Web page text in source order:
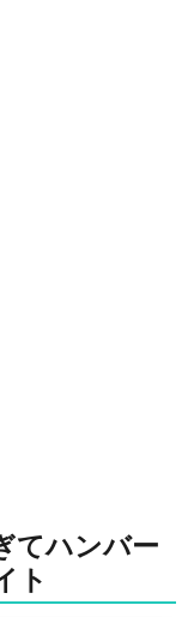
てハンバー
ト